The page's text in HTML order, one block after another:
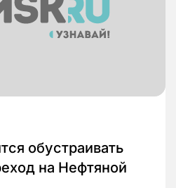
обустраивать
на Нефтяной